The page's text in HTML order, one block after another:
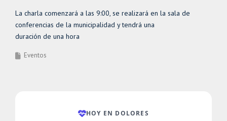
La charla comenzará a las 9:00, se realizará en la sala de
conferencias de la municipalidad y tendrá una
duración de una hora
Eventos